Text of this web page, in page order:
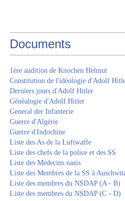
Documents
1ère audition de Knochen Helmut
Constitution de l'idéologie d'Adolf
Derniers jours d'Adolf Hitler
Généalogie d'Adolf Hitler
General der Infanterie
Guerre d'Algérie
Guerre d'Indochine
Liste des As de la Luftwaffe
Liste des chefs de la police et des SS
Liste des Médecins nazis
Liste des Membres de la SS à
Liste des membres du NSDAP (A - B)
Liste des membres du NSDAP (C - D)